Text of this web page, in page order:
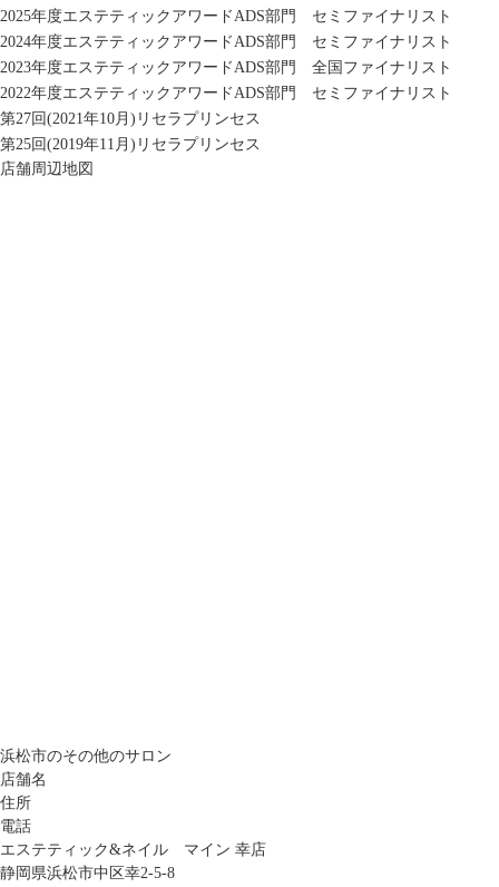
2025年度エステティックアワードADS部門 セミファイナリスト
2024年度エステティックアワードADS部門 セミファイナリスト
2023年度エステティックアワードADS部門 全国ファイナリスト
2022年度エステティックアワードADS部門 セミファイナリスト
第27回(2021年10月)リセラプリンセス
第25回(2019年11月)リセラプリンセス
店舗周辺地図
浜松市のその他のサロン
店舗名
住所
電話
エステティック&ネイル マイン 幸店
静岡県浜松市中区幸2-5-8